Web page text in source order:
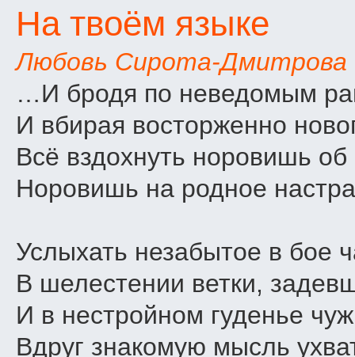
На твоём языке
Любовь Сирота-Дмитрова
…И бродя по неведомым
И вбирая восторженно
Всё вздохнуть норовишь
Норовишь на родное
Услыхать незабытое в бое
В шелестении ветки,
И в нестройном гуденье
Вдруг знакомую мысль